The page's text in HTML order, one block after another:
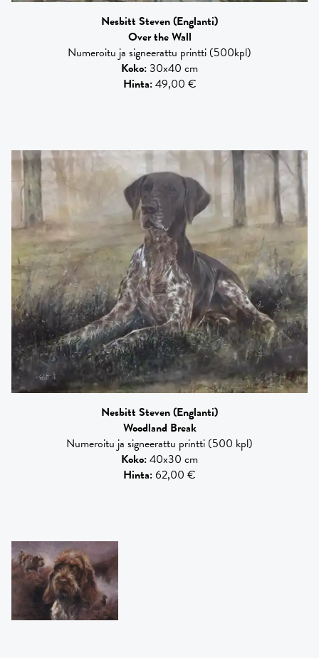
Nesbitt Steven(Englanti)
Over the Wall
Numeroitu ja signeerattu printti (500kpl)
Koko:30x40 cm
Hinta:49,00 €
Nesbitt Steven(Englanti)
Woodland Break
Numeroitu ja signeerattu printti (500 kpl)
Koko:40x30 cm
Hinta:62,00 €